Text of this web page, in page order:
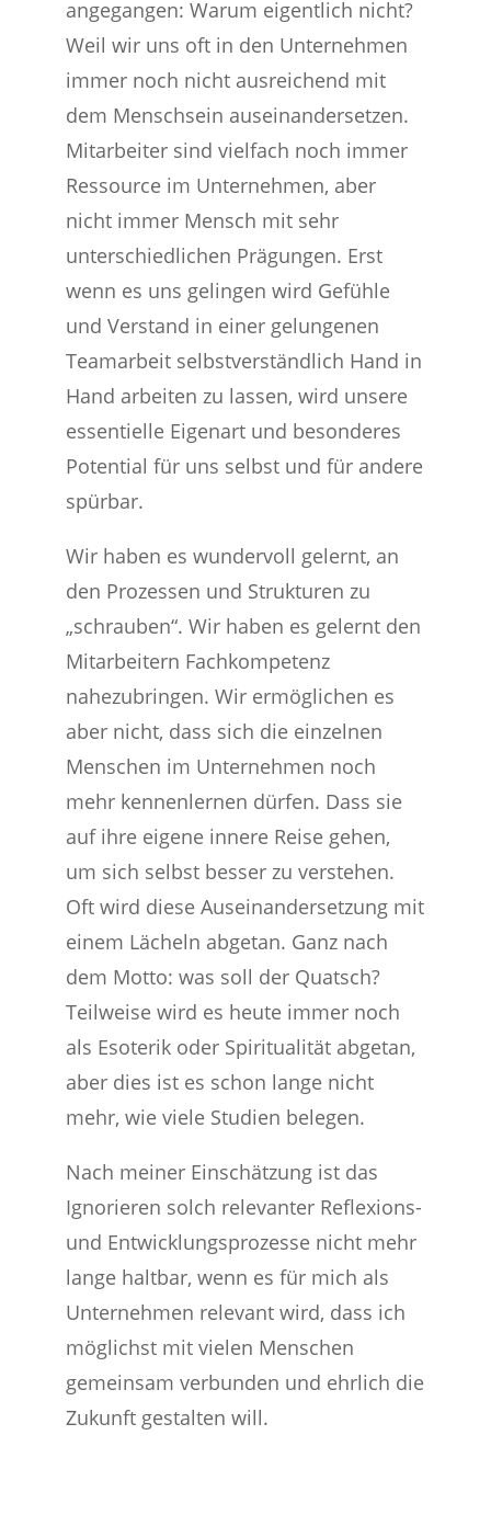
angegangen: Warum eigentlich nicht?
Weil wir uns oft in den Unternehmen
immer noch nicht ausreichend mit
dem Menschsein auseinandersetzen.
Mitarbeiter sind vielfach noch immer
Ressource im Unternehmen, aber
nicht immer Mensch mit sehr
unterschiedlichen Prägungen. Erst
wenn es uns gelingen wird Gefühle
und Verstand in einer gelungenen
Teamarbeit selbstverständlich Hand in
Hand arbeiten zu lassen, wird unsere
essentielle Eigenart und besonderes
Potential für uns selbst und für andere
spürbar.
Wir haben es wundervoll gelernt, an
den Prozessen und Strukturen zu
„schrauben“. Wir haben es gelernt den
Mitarbeitern Fachkompetenz
nahezubringen. Wir ermöglichen es
aber nicht, dass sich die einzelnen
Menschen im Unternehmen noch
mehr kennenlernen dürfen. Dass sie
auf ihre eigene innere Reise gehen,
um sich selbst besser zu verstehen.
Oft wird diese Auseinandersetzung mit
einem Lächeln abgetan. Ganz nach
dem Motto: was soll der Quatsch?
Teilweise wird es heute immer noch
als Esoterik oder Spiritualität abgetan,
aber dies ist es schon lange nicht
mehr, wie viele Studien belegen.
Nach meiner Einschätzung ist das
Ignorieren solch relevanter Reflexions-
und Entwicklungsprozesse nicht mehr
lange haltbar, wenn es für mich als
Unternehmen relevant wird, dass ich
möglichst mit vielen Menschen
gemeinsam verbunden und ehrlich die
Zukunft gestalten will.